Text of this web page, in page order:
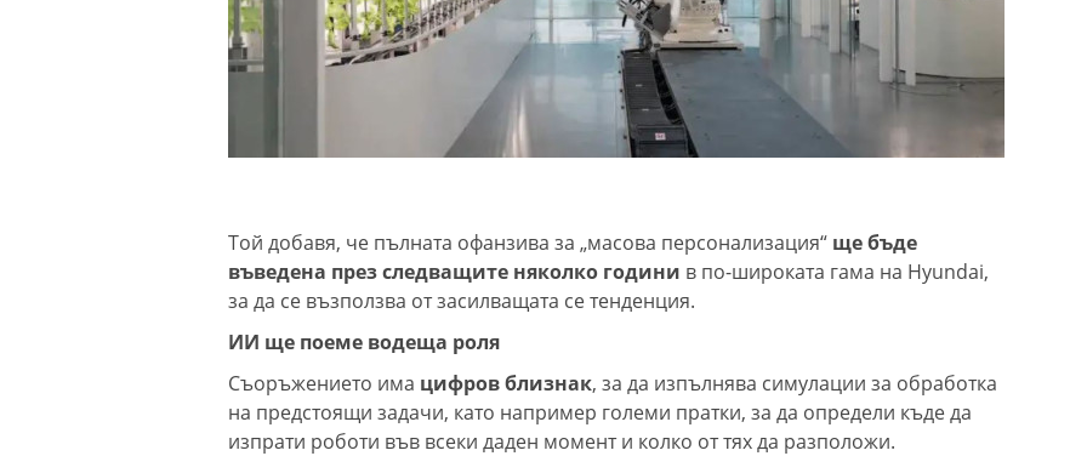
Той добавя, че пълната офанзива за „масова персонализация“ ще бъде
въведена през следващите няколко години в по-широката гама на Hyundai,
за да се възползва от засилващата се тенденция.
ИИ ще поеме водеща роля
Съоръжението има цифров близнак, за да изпълнява симулации за обработка
на предстоящи задачи, като например големи пратки, за да определи къде да
изпрати роботи във всеки даден момент и колко от тях да разположи.